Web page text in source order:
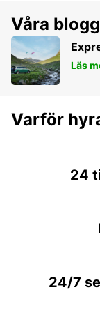
Våra
Läs
Varför
24
24/7